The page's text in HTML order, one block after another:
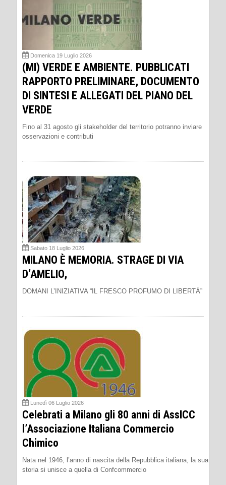
Domenica 19 Luglio 2026
(MI) VERDE E AMBIENTE. PUBBLICATI
RAPPORTO PRELIMINARE, DOCUMENTO
DI SINTESI E ALLEGATI DEL PIANO DEL
VERDE
Fino al 31 agosto gli stakeholder del territorio potranno inviare
osservazioni e contributi
Sabato 18 Luglio 2026
MILANO È MEMORIA. STRAGE DI VIA
D’AMELIO,
DOMANI L’INIZIATIVA “IL FRESCO PROFUMO DI LIBERTÀ”
Lunedì 06 Luglio 2026
Celebrati a Milano gli 80 anni di AssICC
l’Associazione Italiana Commercio
Chimico
Nata nel 1946, l’anno di nascita della Repubblica italiana, la sua
storia si unisce a quella di Confcommercio